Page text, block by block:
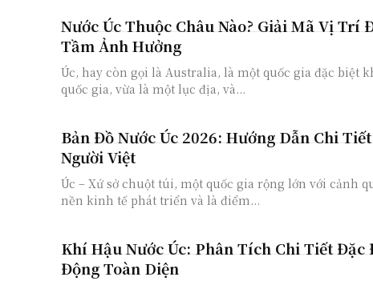
Nước Úc Thuộc Châu Nào? Giải Mã Vị Trí
Tầm Ảnh Hưởng
Úc, hay còn gọi là Australia, là một quốc gia đặc biệt
quốc gia, vừa là một lục địa, và...
Bản Đồ Nước Úc 2026: Hướng Dẫn Chi
Người Việt
Úc – Xứ sở chuột túi, một quốc gia rộng lớn với cảnh
nền kinh tế phát triển và là điểm...
Khí Hậu Nước Úc: Phân Tích Chi Tiết Đặc
Động Toàn Diện